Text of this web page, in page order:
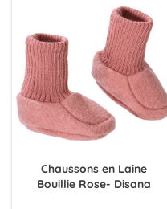
Chaussons en Laine
Bouillie Rose- Disana